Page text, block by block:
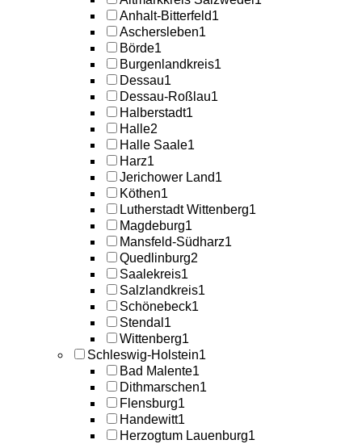
Anhalt-Bitterfeld1
Aschersleben1
Börde1
Burgenlandkreis1
Dessau1
Dessau-Roßlau1
Halberstadt1
Halle2
Halle Saale1
Harz1
Jerichower Land1
Köthen1
Lutherstadt Wittenberg1
Magdeburg1
Mansfeld-Südharz1
Quedlinburg2
Saalekreis1
Salzlandkreis1
Schönebeck1
Stendal 1
Wittenberg1
Schleswig-Holstein1
Bad Malente1
Dithmarschen1
Flensburg1
Handewitt1
Herzogtum Lauenburg1